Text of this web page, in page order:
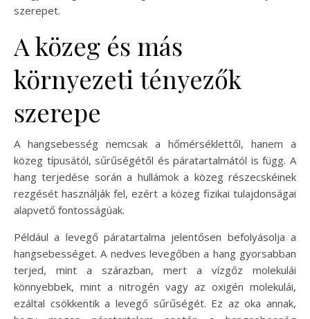
szerepet.
A közeg és más
környezeti tényezők
szerepe
A hangsebesség nemcsak a hőmérséklettől, hanem a
közeg típusától, sűrűségétől és páratartalmától is függ. A
hang terjedése során a hullámok a közeg részecskéinek
rezgését használják fel, ezért a közeg fizikai tulajdonságai
alapvető fontosságúak.
Például a levegő páratartalma jelentősen befolyásolja a
hangsebességet. A nedves levegőben a hang gyorsabban
terjed, mint a szárazban, mert a vízgőz molekulái
könnyebbek, mint a nitrogén vagy az oxigén molekulái,
ezáltal csökkentik a levegő sűrűségét. Ez az oka annak,